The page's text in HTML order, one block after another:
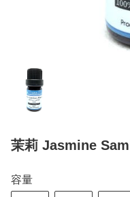
茉莉 Jasmine
容量